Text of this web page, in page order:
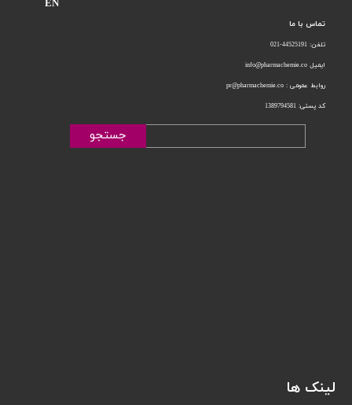
تماس با ما
تلفن: 44525191-021
ایمیل info@pharmachemie.co
روابط عمومی : pr@pharmachemie.co
کد پستی: 1389794581
جستجو
لینک ها